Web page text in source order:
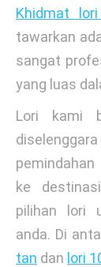
Khidmat
tawarkan
sangat
yang luas
Lori kami
ke
pilihan lori
anda. Di
tan dan lori